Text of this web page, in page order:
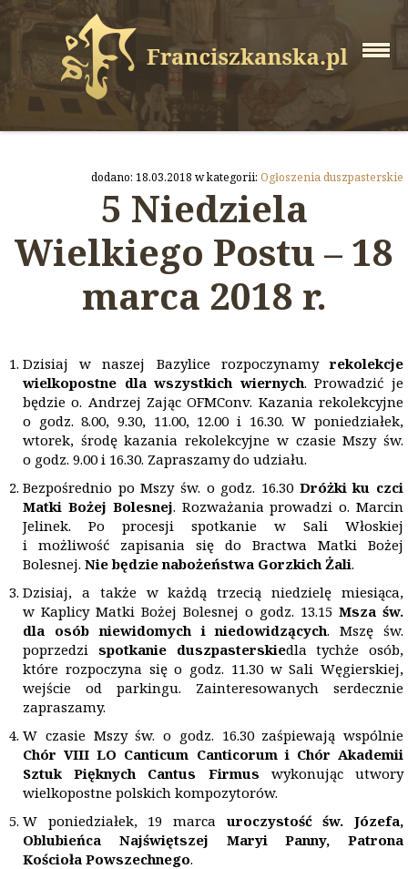
dodano: 18.03.2018 w kategorii: Ogłoszenia duszpasterskie
5 Niedziela
Wielkiego Postu – 18
marca 2018 r.
Dzisiaj w naszej Bazylice rozpoczynamyrekolekcje
wielkopostne dla wszystkich wiernych. Prowadzić je
będzie o. Andrzej Zając OFMConv. Kazania rekolekcyjne
o godz. 8.00, 9.30, 11.00, 12.00 i 16.30. W poniedziałek,
wtorek, środę kazania rekolekcyjne w czasie Mszy św.
o godz. 9.00 i 16.30. Zapraszamy do udziału.
Bezpośrednio po Mszy św. o godz. 16.30 Dróżki ku czci
Matki Bożej Bolesnej. Rozważania prowadzi o. Marcin
Jelinek. Po procesji spotkanie w Sali Włoskiej
i możliwość zapisania się do Bractwa Matki Bożej
Bolesnej. Nie będzie nabożeństwa Gorzkich Żali.
Dzisiaj, a także w każdą trzecią niedzielę miesiąca,
w Kaplicy Matki Bożej Bolesnej o godz. 13.15 Msza św.
dla osób niewidomych i niedowidzących. Mszę św.
poprzedzi spotkanie duszpasterskiedla tychże osób,
które rozpoczyna się o godz. 11.30 w Sali Węgierskiej,
wejście od parkingu. Zainteresowanych serdecznie
zapraszamy.
W czasie Mszy św. o godz. 16.30 zaśpiewają wspólnie
Chór VIII LO Canticum Canticorum i Chór Akademii
Sztuk Pięknych Cantus Firmus wykonując utwory
wielkopostne polskich kompozytorów.
W poniedziałek, 19 marca uroczystość św. Józefa,
Oblubieńca Najświętszej Maryi Panny, Patrona
Kościoła Powszechnego.